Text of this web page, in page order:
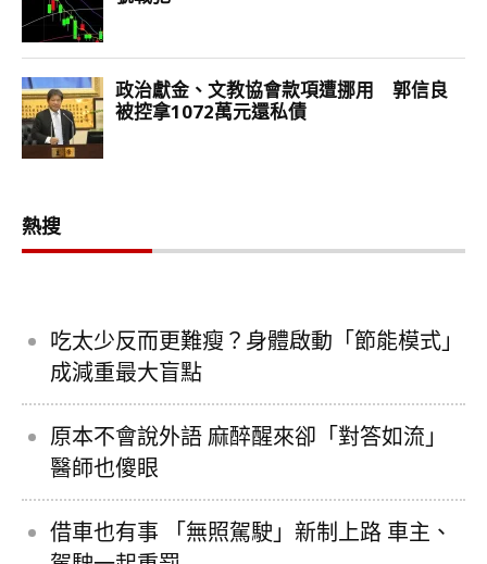
熱搜
吃太少反而更難瘦？身體啟動「節能模式」
成減重最大盲點
原本不會說外語 麻醉醒來卻「對答如流」
醫師也傻眼
借車也有事 「無照駕駛」新制上路 車主、